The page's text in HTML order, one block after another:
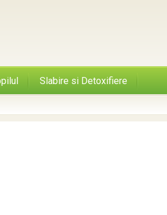
Slabire si Detoxifiere